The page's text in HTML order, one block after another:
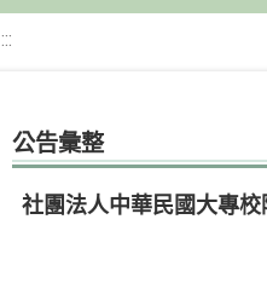
:::
公告彙整
社團法人中華民國大專